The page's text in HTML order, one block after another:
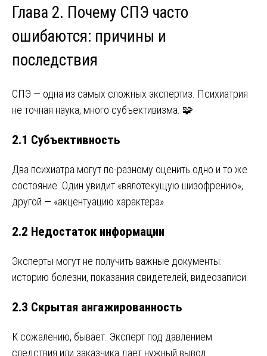
Глава 2. Почему СПЭ часто
ошибаются: причины и
последствия
СПЭ — одна из самых сложных экспертиз. Психиатрия
не точная наука, много субъективизма. 🧩
2.1 Субъективность
Два психиатра могут по-разному оценить одно и то же
состояние. Один увидит «вялотекущую шизофрению»,
другой — «акцентуацию характера».
2.2 Недостаток информации
Эксперты могут не получить важные документы:
историю болезни, показания свидетелей, видеозаписи.
2.3 Скрытая ангажированность
К сожалению, бывает. Эксперт под давлением
следствия или заказчика дает нужный вывод.